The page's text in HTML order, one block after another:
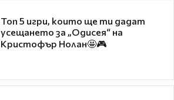
Топ 5 игри, които ще ти дадат
усещането за „Одисея“ на
Кристофър Нолан🤩🎮